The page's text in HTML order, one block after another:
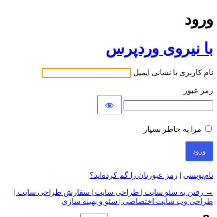
ورود
با نیروی وردپرس
نام کاربری یا نشانی ایمیل
رمز عبور
مرا به خاطر بسپار
نام‌نویسی | رمز عبورتان را گم کرده‌اید؟
→ رفتن به سئو سایت | طراحی سایت | سفارش طراحی سایت |
طراحی وب سایت اختصاصی | سئو و بهینه سازی